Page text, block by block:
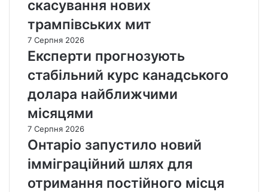
скасування нових
трампівських мит
7 Серпня 2026
Експерти прогнозують
стабільний курс канадського
долара найближчими
місяцями
7 Серпня 2026
Онтаріо запустило новий
імміграційний шлях для
отримання постійного місця